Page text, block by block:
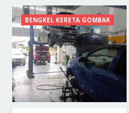
BENGKEL KERETA GOMBAK